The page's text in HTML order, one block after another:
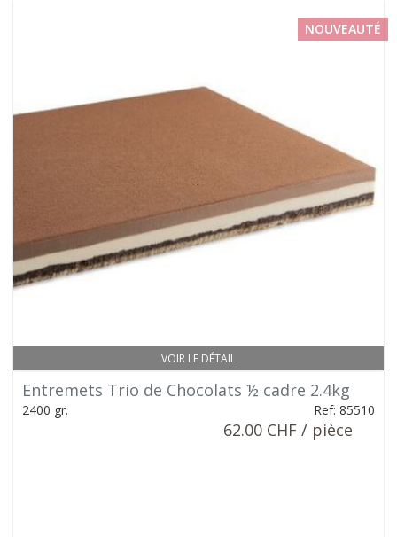
VOIR LE DÉTAIL
NOUVEAUTÉ
Entremets Trio de Chocolats ½ cadre 2.4kg
2400 gr. Ref: 85510
62.00 CHF / pièce